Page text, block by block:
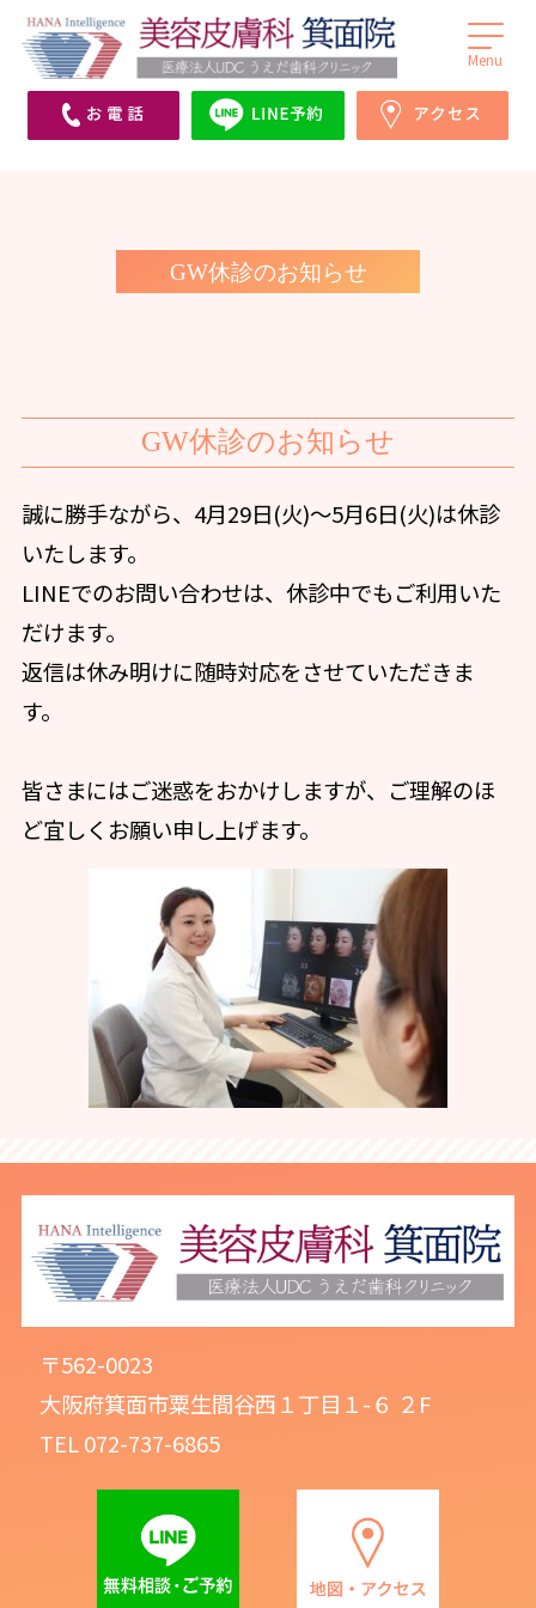
医療法人UDCうえだ歯科クリニックHANA
Intelligence美容皮膚科箕面院（旧うえだメディカル
は当院へ。シミ取り、ゼオスキン、ヒアルロン酸、ボ
トックス、ダーマペンなどを取り揃えております。
Hana Intelligence美容皮膚科箕面院 | 箕面市にある
医療法人UDCうえだ歯科が併設する美容クリニッ
ス、ヒアルロン酸等、取り揃えております。
GW休診のお知らせ
GW休診のお知らせ
誠に勝手ながら、4月29日(火)〜5月6日(火)は休診
いたします。
LINEでのお問い合わせは、休診中でもご利用いた
だけます。
返信は休み明けに随時対応をさせていただきま
す。
皆さまにはご迷惑をおかけしますが、ご理解のほ
ど宜しくお願い申し上げます。
〒562-0023
大阪府箕面市粟生間谷西１丁目１-６ ２F
TEL 072-737-6865